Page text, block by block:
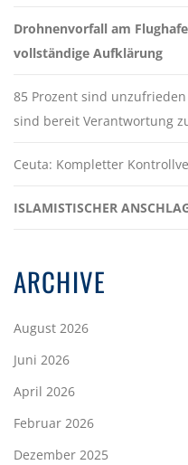
Drohnenvorfall am
vollständige Aufklärung
85 Prozent sind
sind bereit Verantwortung
Ceuta: Kompletter
ISLAMISTISCHER
ARCHIVE
August 2026
Juni 2026
April 2026
Februar 2026
Dezember 2025